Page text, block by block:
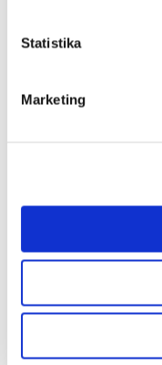
Statistika
Marketing